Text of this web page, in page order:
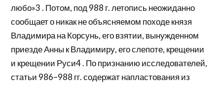
любо»3 . Потом, под 988 г. летопись неожиданно
сообщает о никак не объясняемом походе князя
Владимира на Корсунь, его взятии, вынужденном
приезде Анны к Владимиру, его слепоте, крещении
и крещении Руси4 . По признанию исследователей,
статьи 986–988 гг. содержат напластования из